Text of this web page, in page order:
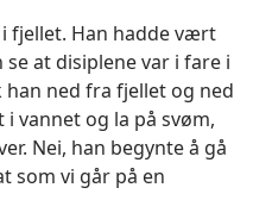
fjellet. Han hadde vært
at disiplene var i fare i
ned fra fjellet og ned
vannet og la på svøm,
Nei, han begynte å gå
som vi går på en